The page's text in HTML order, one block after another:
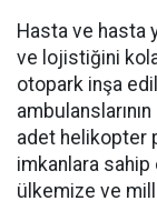
Hasta ve hasta
ve lojistiğini
otopark inşa
adet helikopter
imkanlara
ülkemize ve